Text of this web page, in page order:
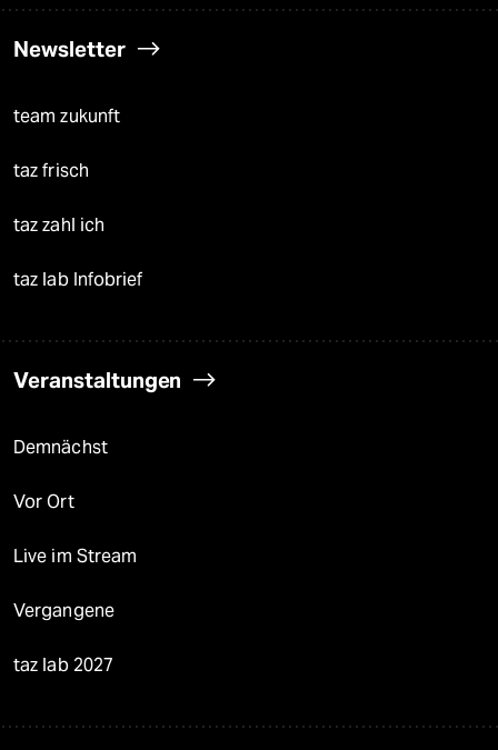
Newsletter
team zukunft
taz frisch
taz zahl ich
taz lab Infobrief
Veranstaltungen
Demnächst
Vor Ort
Live im Stream
Vergangene
taz lab 2027